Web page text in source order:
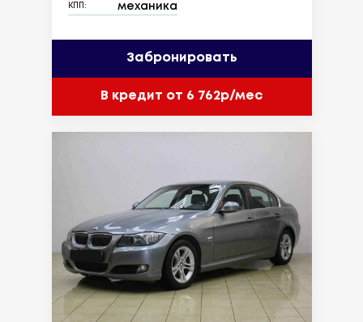
КПП: механика
Забронировать
В кредит от 6 762р/мес